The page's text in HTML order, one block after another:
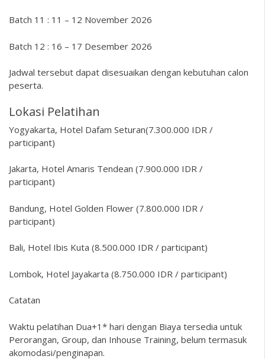
Batch 11 : 11 – 12 November 2026
Batch 12 : 16 – 17 Desember 2026
Jadwal tersebut dapat disesuaikan dengan kebutuhan calon
peserta.
Lokasi Pelatihan
Yogyakarta, Hotel Dafam Seturan(7.300.000 IDR /
participant)
Jakarta, Hotel Amaris Tendean (7.900.000 IDR /
participant)
Bandung, Hotel Golden Flower (7.800.000 IDR /
participant)
Bali, Hotel Ibis Kuta (8.500.000 IDR / participant)
Lombok, Hotel Jayakarta (8.750.000 IDR / participant)
Catatan
Waktu pelatihan Dua+1* hari dengan Biaya tersedia untuk
Perorangan, Group, dan Inhouse Training, belum termasuk
akomodasi/penginapan.